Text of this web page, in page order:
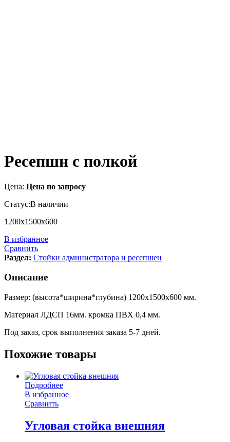
Ресепшн с полкой
Цена: Цена по запросу
Статус:В наличии
1200х1500х600
В избранное
Сравнить
Раздел: Стойки администратора и ресепшен
Описание
Размер: (высота*ширина*глубина) 1200х1500х600 мм.
Материал ЛДСП 16мм. кромка ПВХ 0,4 мм.
Под заказ, срок выполнения заказа 5-7 дней.
Похожие товары
Подробнее
В избранное
Сравнить
Угловая стойка внешняя